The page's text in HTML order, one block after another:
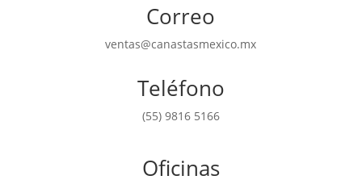
Correo
ventas@canastasmexico.mx
Teléfono
(55) 9816 5166
Oficinas